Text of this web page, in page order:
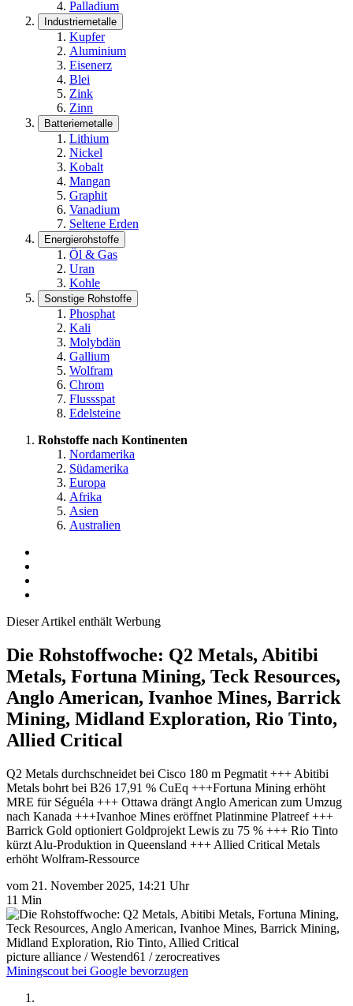
Palladium
Industriemetalle
Kupfer
Aluminium
Eisenerz
Blei
Zink
Zinn
Batteriemetalle
Lithium
Nickel
Kobalt
Mangan
Graphit
Vanadium
Seltene Erden
Energierohstoffe
Öl & Gas
Uran
Kohle
Sonstige Rohstoffe
Phosphat
Kali
Molybdän
Gallium
Wolfram
Chrom
Flussspat
Edelsteine
Rohstoffe nach Kontinenten
Nordamerika
Südamerika
Europa
Afrika
Asien
Australien
Dieser Artikel enthält Werbung
Die Rohstoffwoche: Q2 Metals, Abitibi
Metals, Fortuna Mining, Teck Resources,
Anglo American, Ivanhoe Mines, Barrick
Mining, Midland Exploration, Rio Tinto,
Allied Critical
Q2 Metals durchschneidet bei Cisco 180 m Pegmatit +++ Abitibi
Metals bohrt bei B26 17,91 % CuEq +++Fortuna Mining erhöht
MRE für Séguéla +++ Ottawa drängt Anglo American zum Umzug
nach Kanada +++Ivanhoe Mines eröffnet Platinmine Platreef +++
Barrick Gold optioniert Goldprojekt Lewis zu 75 % +++ Rio Tinto
kürzt Alu-Produktion in Queensland +++ Allied Critical Metals
erhöht Wolfram-Ressource
vom 21. November 2025, 14:21 Uhr
11 Min
picture alliance / Westend61 / zerocreatives
Miningscout bei Google bevorzugen